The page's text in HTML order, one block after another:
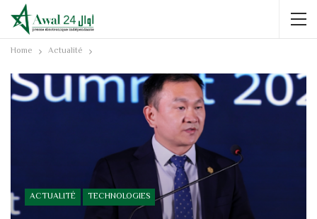
Home Actualité
ACTUALITÉ TECHNOLOGIES